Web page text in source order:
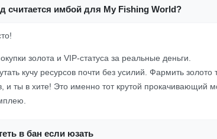
считается имбой для My Fishing World?
золота и VIP-статуса за реальные деньги.
кучу ресурсов почти без усилий. Фармить
и ты в хите! Это именно тот крутой прокачивающий
в бан если юзать